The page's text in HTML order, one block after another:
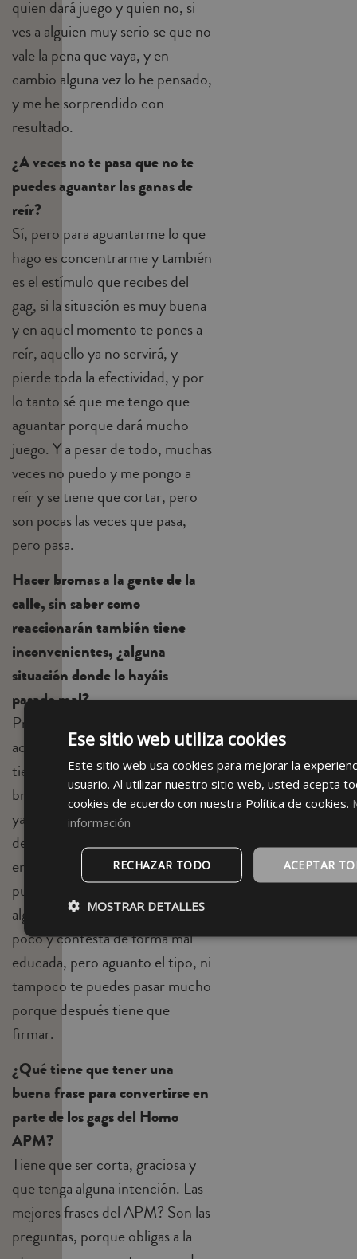
quien dará juego y quien no, si
ves a alguien muy serio se que no
vale la pena que vaya, y en
cambio alguna vez lo he pensado,
y me he sorprendido con
resultado.
¿A veces no te pasa que no te
puedes aguantar las ganas de
reír?
Sí, pero para aguantarme lo que
hago es concentrarme y también
es el estímulo que recibes del
gag, si la situación es muy buena
y en aquel momento te pones a
reír, aquello ya no servirá, y
pierde toda la efectividad, y por
lo tanto sé que me tengo que
aguantar porque dará mucho
juego. Y a pesar de todo, muchas
veces no puedo y me pongo a
reír y se tiene que cortar, pero
son pocas las veces que pasa,
pero pasa.
Hacer bromas a la gente de la
calle, sin saber como
reaccionarán también tiene
inconvenientes, ¿alguna
situación donde lo hayáis
pasado mal?
Problema no, pero cuando
acabamos de hacer la broma,
tienes que explicar que es una
broma y que los hemos grabado,
ya que nos tienen que firmar los
derechos de imagen para poder
emitirlo, y si no firman no los
puedes sacar. Sí que alguna vez
alguien se ha podido enfadar un
poco y contesta de forma mal
educada, pero aguanto el tipo, ni
tampoco te puedes pasar mucho
porque después tiene que
firmar.
¿Qué tiene que tener una
buena frase para convertirse en
parte de los gags del Homo
APM?
Tiene que ser corta, graciosa y
que tenga alguna intención. Las
mejores frases del APM? Son las
preguntas, porque obligas a la
Ese sitio web utiliza cookies
Este sitio web usa cookies para mejorar la
usuario. Al utilizar nuestro sitio web, usted acepta
cookies de acuerdo con nuestra Política de cookies.
información
ACEPTAR
RECHAZAR TODO
MOSTRAR DETALLES